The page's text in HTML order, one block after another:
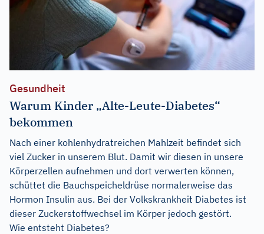
Gesundheit
Warum Kinder „Alte-Leute-Diabetes“
bekommen
Nach einer kohlenhydratreichen Mahlzeit befindet sich
viel Zucker in unserem Blut. Damit wir diesen in unsere
Körperzellen aufnehmen und dort verwerten können,
schüttet die Bauchspeicheldrüse normalerweise das
Hormon Insulin aus. Bei der Volkskrankheit Diabetes ist
dieser Zuckerstoffwechsel im Körper jedoch gestört.
Wie entsteht Diabetes?